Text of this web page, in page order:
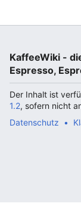
KaffeeWiki -
Espresso,
Der Inhalt ist
1.2, sofern nicht
Datenschutz